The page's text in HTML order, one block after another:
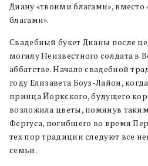
Диану «твоими благами»,
благами».
Свадебный букет Дианы после
могилу Неизвестного солдата в
аббатстве. Начало свадебной
году Елизавета Боуз-Лайон,
принца Йоркского, будущего
возложила цветы, помянув
Фергуса, погибшего во время
тех пор традиции следуют все
семьи.